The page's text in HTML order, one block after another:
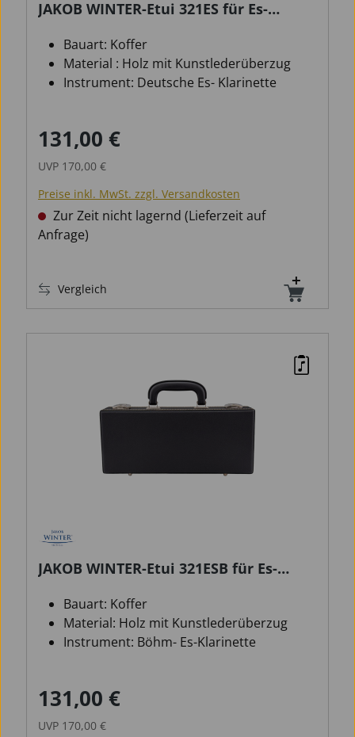
JAKOB WINTER-Etui 321ES für Es-
Bauart: Koffer
Material : Holz mit Kunstlederüberzug
Instrument: Deutsche Es- Klarinette
Verkaufspreis:
131,00 €
UVP 170,00 €
Preise inkl. MwSt. zzgl. Versandkosten
Zur Zeit nicht lagernd (Lieferzeit auf
Anfrage)
Vergleich
JAKOB WINTER-Etui 321ESB für Es-
Bauart: Koffer
Material: Holz mit Kunstlederüberzug
Instrument: Böhm- Es-Klarinette
Verkaufspreis:
131,00 €
UVP 170,00 €